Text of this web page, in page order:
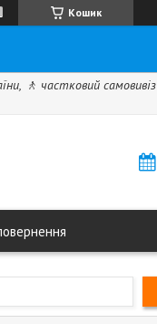
Кошик
🚶 частковий